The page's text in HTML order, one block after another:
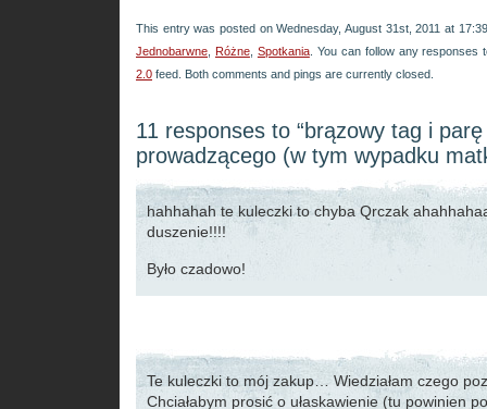
This entry was posted on Wednesday, August 31st, 2011 at
Jednobarwne
Różne, Spotkania. You can follow any responses
2.0 feed. Both comments and pings are currently closed.
11 responses to “brązowy tag i parę
prowadzącego (w tym wypadku
hahhahah te kuleczki to chyba Qrczak
duszenie!!!!
Było czadowo!
Te kuleczki to mój zakup… Wiedziałam czego
Chciałabym prosić o ułaskawienie (tu powinien